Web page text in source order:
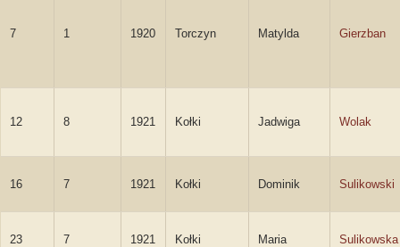
7 1 1920 Torczyn Matylda Gierzban
12 8 1921 Kołki Jadwiga Wolak
16 7 1921 Kołki Dominik Sulikowski
23 7 1921 Kołki Maria Sulikowska